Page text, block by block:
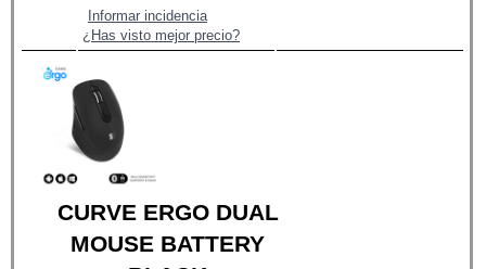
Informar incidencia
¿Has visto mejor precio?
CURVE ERGO DUAL
MOUSE BATTERY